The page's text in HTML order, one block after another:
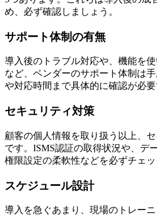
め、必ず確認しましょう。
サポート体制の有無
導入後のトラブル対応や、機能を
など、ベンダーのサポート体制は
や対応時間まで具体的に確認が必要
セキュリティ対策
顧客の個人情報を取り扱う以上、
です。ISMS認証の取得状況や、デ
権限設定の柔軟性などを必ずチェッ
スケジュール設計
導入を急ぐあまり、現場のトレー